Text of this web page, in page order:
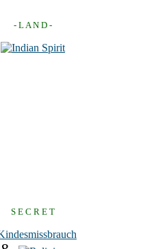
- L A N D -
S E C R E T